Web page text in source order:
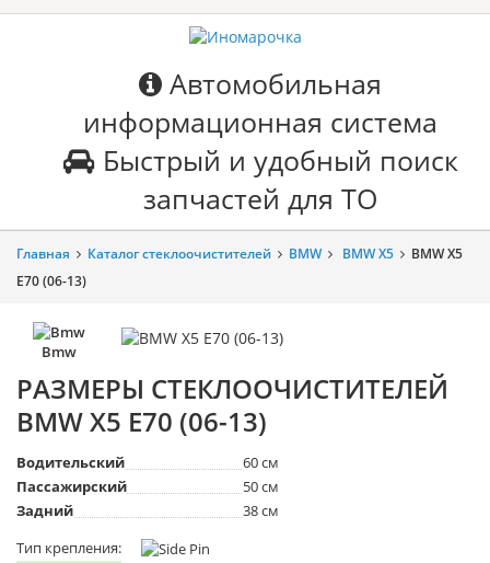
Автомобильная
информационная система
Быстрый и удобный поиск
запчастей для ТО
Главная Каталог стеклоочистителей BMW BMW X5
BMW X5
E70 (06-13)
Bmw
РАЗМЕРЫ СТЕКЛООЧИСТИТЕЛЕЙ
BMW X5 E70 (06-13)
Водительский
60 см
Пассажирский
50 см
Задний
38 см
Тип крепления: